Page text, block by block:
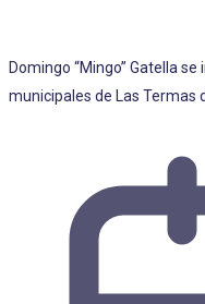
Domingo “Mingo” Gatella
municipales de Las Termas